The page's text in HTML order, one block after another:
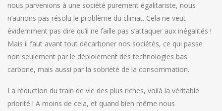
nous parvenions à une société purement égalitariste, nous
n’aurions pas résolu le problème du climat. Cela ne veut
évidemment pas dire qu’il ne faille pas s’attaquer aux inégalités !
Mais il faut avant tout décarboner nos sociétés, ce qui passe
non seulement par le déploiement des technologies bas
carbone, mais aussi par la sobriété de la consommation.
La réduction du train de vie des plus riches, voilà la véritable
priorité ! A moins de cela, et quand bien même nous